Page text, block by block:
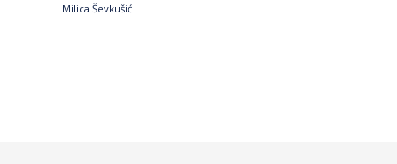
Milica Ševkušić